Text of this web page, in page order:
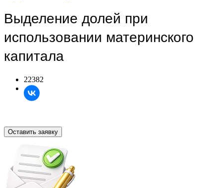
Выделение долей при
использовании материнского
капитала
22382
Оставить заявку